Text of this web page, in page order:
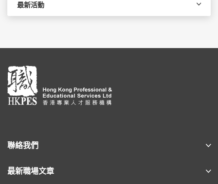
最新活動
聯絡我們
最新職場文章